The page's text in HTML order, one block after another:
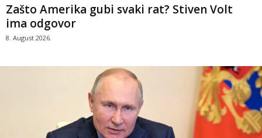
Zašto Amerika gubi svaki rat? Stiven Volt
ima odgovor
8. August 2026.